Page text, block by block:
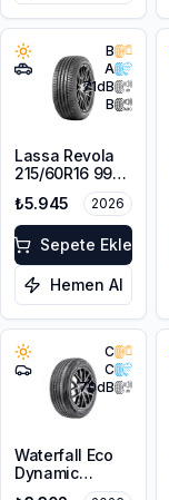
B
A
71dB
B
Lassa Revola
215/60R16 99V
₺5.945 2026
Sepete Ekle
Hemen Al
C
C
70dB
Waterfall Eco
Dynamic
225/45R18 95W